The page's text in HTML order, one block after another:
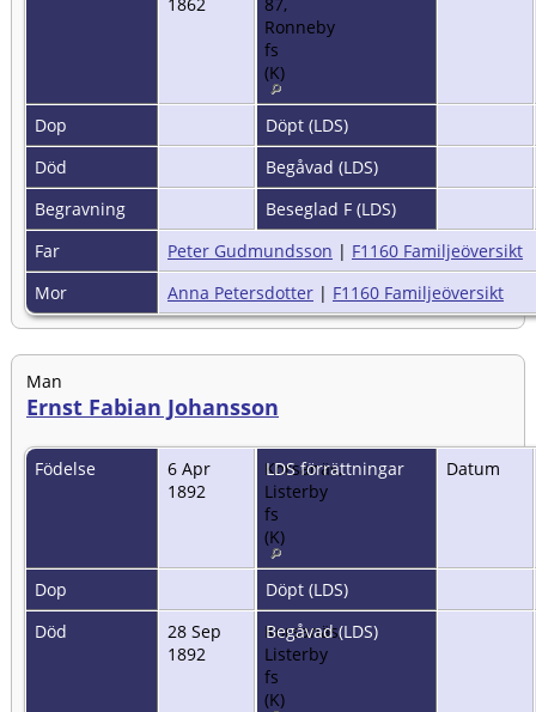
Ronneby
fs
(K)
Dop
Döpt (LDS)
Död
Begåvad (LDS)
Begravning
Beseglad F (LDS)
Far
Peter Gudmundsson | F1160 Familjeöversikt
Mor
Anna Petersdotter | F1160 Familjeöversikt
Man
Ernst Fabian Johansson
Födelse
6 Apr
1892
Korsanäs,
Listerby
fs
(K)
LDS förrättningar Datum
Dop
Döpt (LDS)
Död
28 Sep
1892
Korsanäs,
Listerby
fs
(K)
Begåvad (LDS)